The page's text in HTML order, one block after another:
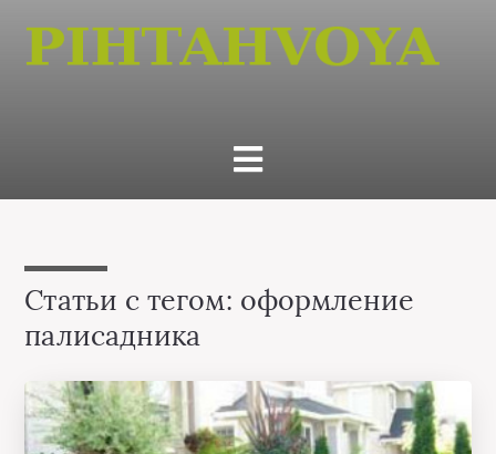
Статьи с тегом: оформление
палисадника